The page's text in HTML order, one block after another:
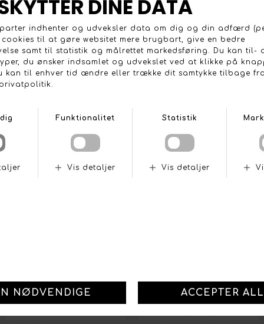
SPARCO S-POLE BØRNESKO
DKK 529,- DKK 399,-
SPARCO STRIBET T-SHIRT SPARCO BABY RACER HAT